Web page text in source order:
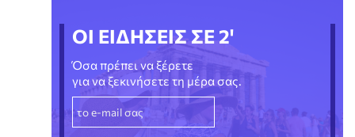
ΟΙ ΕΙΔΗΣΕΙΣ ΣΕ 2'
Όσα πρέπει να ξέρετε
για να ξεκινήσετε τη μέρα σας.